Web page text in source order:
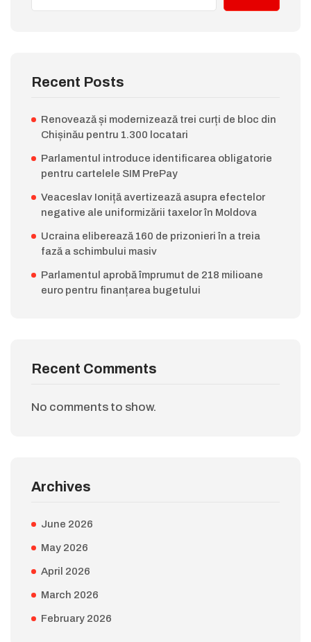
Recent Posts
Renovează și modernizează trei curți de bloc din
Chișinău pentru 1.300 locatari
Parlamentul introduce identificarea obligatorie
pentru cartelele SIM PrePay
Veaceslav Ioniță avertizează asupra efectelor
negative ale uniformizării taxelor în Moldova
Ucraina eliberează 160 de prizonieri în a treia
fază a schimbului masiv
Parlamentul aprobă împrumut de 218 milioane
euro pentru finanțarea bugetului
Recent Comments
No comments to show.
Archives
June 2026
May 2026
April 2026
March 2026
February 2026